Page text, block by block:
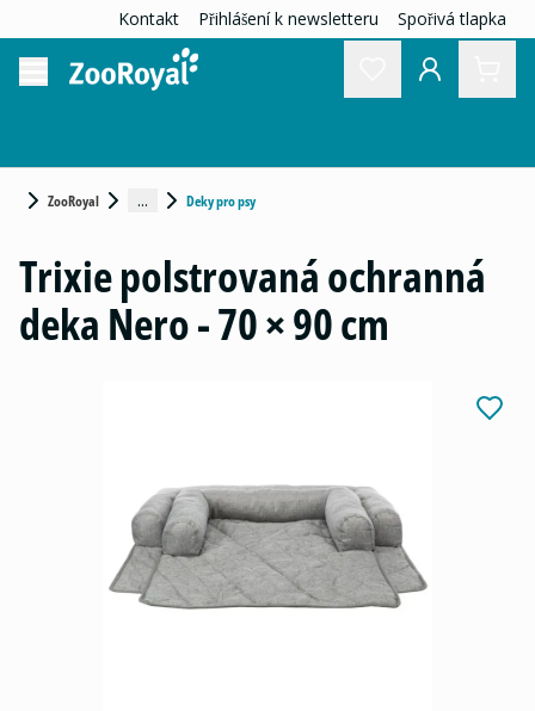
Kontakt Přihlášení k newsletteru Spořivá tlapka
ZooRoyal ... Deky pro psy
Trixie polstrovaná ochranná
deka Nero - 70 × 90 cm